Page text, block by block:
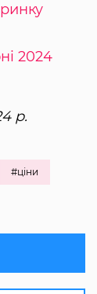
2024
р.
#ціни